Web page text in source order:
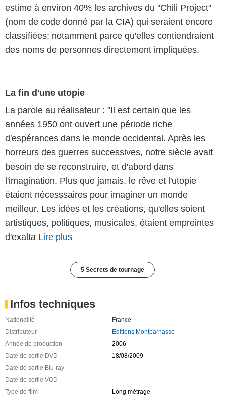
estime à environ 40% les archives du "Chili Project"
(nom de code donné par la CIA) qui seraient encore
classifiées; notamment parce qu'elles contiendraient
des noms de personnes directement impliquées.
La fin d'une utopie
La parole au réalisateur : "Il est certain que les
années 1950 ont ouvert une période riche
d'espérances dans le monde occidental. Après les
horreurs des guerres successives, notre siècle avait
besoin de se reconstruire, et d'abord dans
l'imagination. Plus que jamais, le rêve et l'utopie
étaient nécesssaires pour imaginer un monde
meilleur. Les idées et les créations, qu'elles soient
artistiques, politiques, musicales, étaient empreintes
d'exalta Lire plus
5 Secrets de tournage
Infos techniques
Nationalité
France
Distributeur
Editions Montparnasse
Année de production
2006
Date de sortie DVD
18/08/2009
Date de sortie Blu-ray
-
Date de sortie VOD
-
Type de film
Long métrage